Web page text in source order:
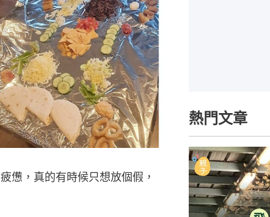
憊，真的有時候只想放個假，
熱門文章